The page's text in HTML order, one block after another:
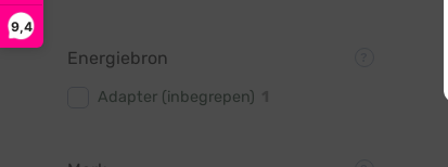
9,4
Energiebron
Adapter (inbegrepen)